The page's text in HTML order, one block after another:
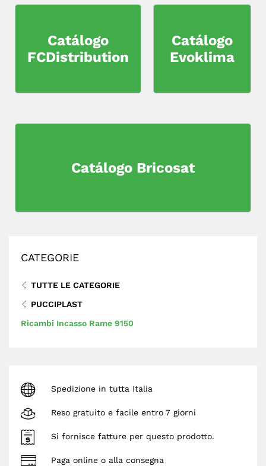
Catálogo
FCDistribution
Catálogo
Evoklima
Catálogo Bricosat
CATEGORIE
TUTTE LE CATEGORIE
PUCCIPLAST
Ricambi Incasso Rame 9150
Spedizione in tutta Italia
Reso gratuito e facile entro 7 giorni
Si fornisce fatture per questo prodotto.
Paga online o alla consegna